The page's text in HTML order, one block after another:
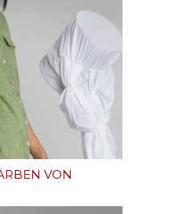
VON